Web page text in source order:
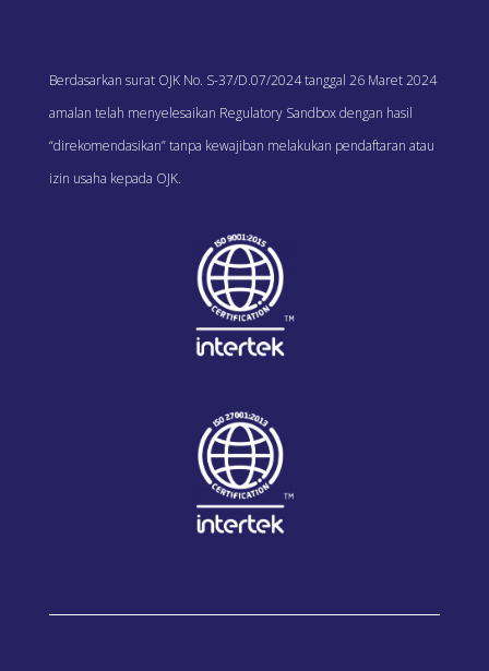
Berdasarkan surat OJK No. S-37/D.07/2024 tanggal 26 Maret 2024
amalan telah menyelesaikan Regulatory Sandbox dengan hasil
“direkomendasikan” tanpa kewajiban melakukan pendaftaran atau
izin usaha kepada OJK.